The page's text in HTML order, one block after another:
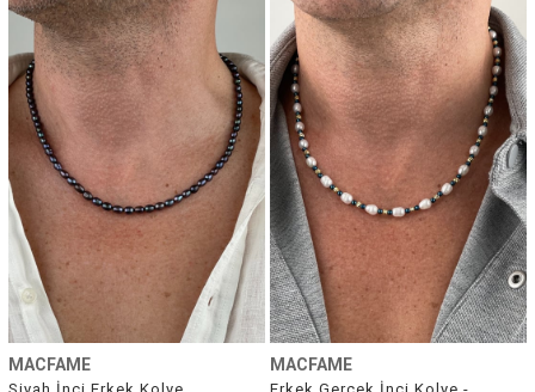
MACFAME
Siyah İnci Erkek Kolye
MACFAME
Erkek Gerçek İnci Kolye -